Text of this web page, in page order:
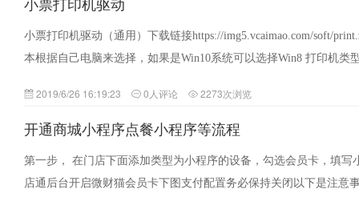
小票打印机驱动（通用）下载链接https://img5.vcaimao.com/soft/
本根据自己电脑来选择，如果是Win10系统可以选择Win8 打印机类
2019/6/26 16:19:23 0人评论 2273次浏览
开通商城小程序点餐小程序等流程
第一步， 在门店下面添加类型为小程序的设备，勾选会员卡，填写
店通后台开启微财猫会员卡下图支付配置务必保持关闭以下是注意